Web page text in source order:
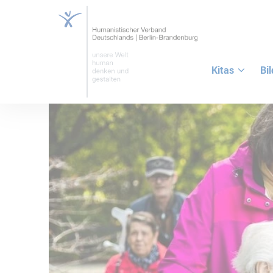
ZUM HAUPTINHALT SPRINGEN ZUR SUCHE SPRINGEN
Kitas